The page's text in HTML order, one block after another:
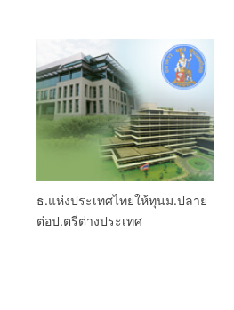
ธ.แห่งประเทศไทยให้ทุนม.ปลาย
ต่อป.ตรีต่างประเทศ